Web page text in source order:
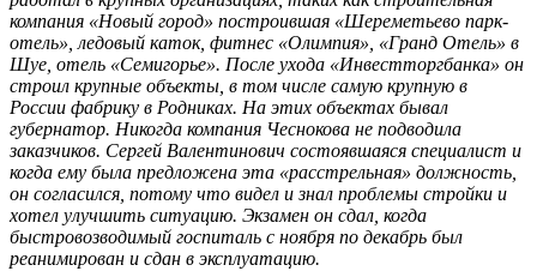
компания «Новый город» построившая «Шереметьево парк-
отель», ледовый каток, фитнес «Олимпия», «Гранд Отель» в
Шуе, отель «Семигорье». После ухода «Инвестторгбанка» он
строил крупные объекты, в том числе самую крупную в
России фабрику в Родниках. На этих объектах бывал
губернатор. Никогда компания Чеснокова не подводила
заказчиков. Сергей Валентинович состоявшаяся специалист и
когда ему была предложена эта «расстрельная» должность,
он согласился, потому что видел и знал проблемы стройки и
хотел улучшить ситуацию. Экзамен он сдал, когда
быстровозводимый госпиталь с ноября по декабрь был
реанимирован и сдан в эксплуатацию.